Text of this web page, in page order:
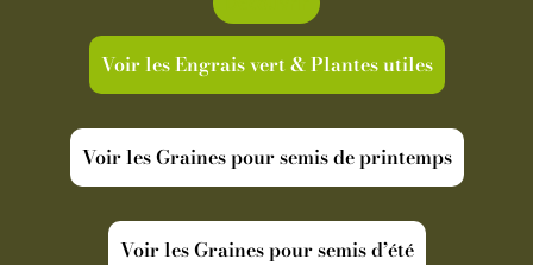
Voir les Engrais vert & Plantes utiles
Voir les Graines pour semis de printemps
Voir les Graines pour semis d’été